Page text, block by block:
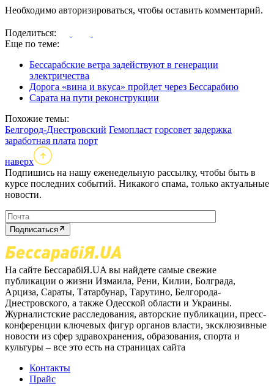
Необходимо авторизироваться, чтобы оставить комментарий.
Поделиться:
Еще по теме:
Бессарабские ветра задействуют в генерации
электричества
Дорога «вина и вкуса» пройдет через Бессарабию
Сарата на пути реконструкции
Похожие темы:
Белгород-Днестровский Гемопласт горсовет задержка
заработная плата порт
наверх
Подпишись на нашу еженедельную рассылку, чтобы быть в
курсе последних событий. Никакого спама, только актуальные
новости.
Подписаться
На сайте БессарабіЯ.UA вы найдете самые свежие
публикации о жизни Измаила, Рени, Килии, Болграда,
Арциза, Сараты, Татарбунар, Тарутино, Белгорода-
Днестровского, а также Одесской области и Украины.
Журналистские расследования, авторские публикации, пресс-
конференции ключевых фигур органов власти, эксклюзивные
новости из сфер здравохранения, образования, спорта и
культуры – все это есть на страницах сайта
Контакты
Прайс